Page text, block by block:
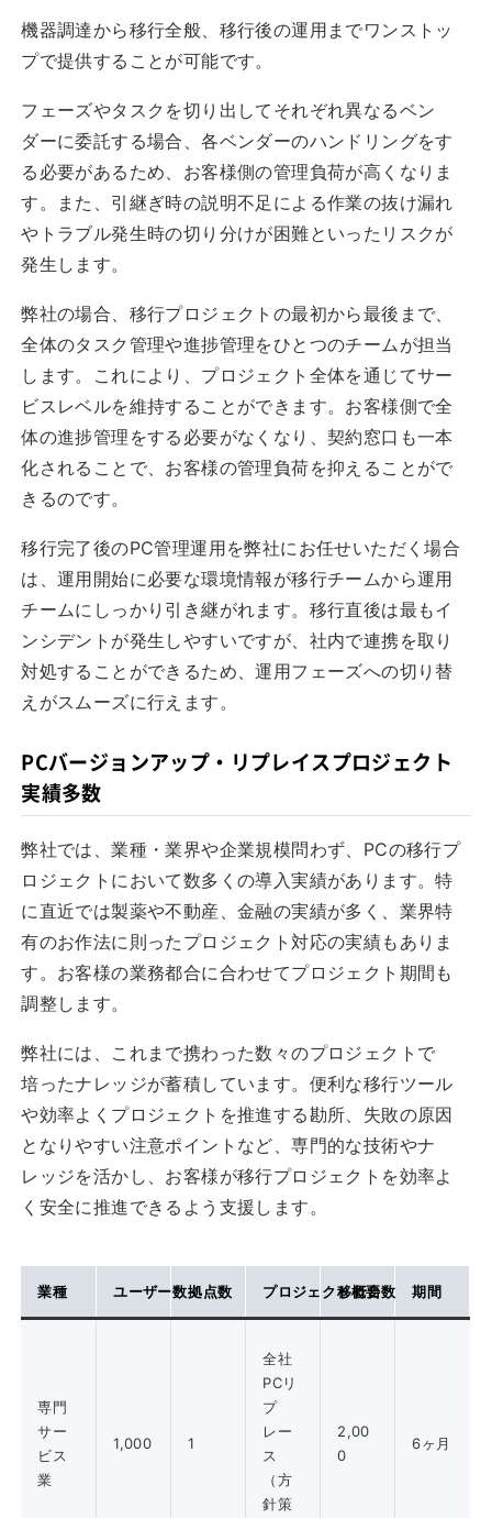
機器調達から移行全般、移行後の運用までワンストッ
プで提供することが可能です。
フェーズやタスクを切り出してそれぞれ異なるベン
ダーに委託する場合、各ベンダーのハンドリングをす
る必要があるため、お客様側の管理負荷が高くなりま
す。また、引継ぎ時の説明不足による作業の抜け漏れ
やトラブル発生時の切り分けが困難といったリスクが
発生します。
弊社の場合、移行プロジェクトの最初から最後まで、
全体のタスク管理や進捗管理をひとつのチームが担当
します。これにより、プロジェクト全体を通じてサー
ビスレベルを維持することができます。お客様側で全
体の進捗管理をする必要がなくなり、契約窓口も一本
化されることで、お客様の管理負荷を抑えることがで
きるのです。
移行完了後のPC管理運用を弊社にお任せいただく場合
は、運用開始に必要な環境情報が移行チームから運用
チームにしっかり引き継がれます。移行直後は最もイ
ンシデントが発生しやすいですが、社内で連携を取り
対処することができるため、運用フェーズへの切り替
えがスムーズに行えます。
PCバージョンアップ・リプレイスプロジェクト
実績多数
弊社では、業種・業界や企業規模問わず、PCの移行プ
ロジェクトにおいて数多くの導入実績があります。特
に直近では製薬や不動産、金融の実績が多く、業界特
有のお作法に則ったプロジェクト対応の実績もありま
す。お客様の業務都合に合わせてプロジェクト期間も
調整します。
弊社には、これまで携わった数々のプロジェクトで
培ったナレッジが蓄積しています。便利な移行ツール
や効率よくプロジェクトを推進する勘所、失敗の原因
となりやすい注意ポイントなど、専門的な技術やナ
レッジを活かし、お客様が移行プロジェクトを効率よ
く安全に推進できるよう支援します。
業種 ユーザー数拠点数 プロジェクト概要
移行台数 期間
専門
サー
ビス
業
1,000 1
全社
PCリ
プ
レー
ス
（方
針策
2,00
0
6ヶ月